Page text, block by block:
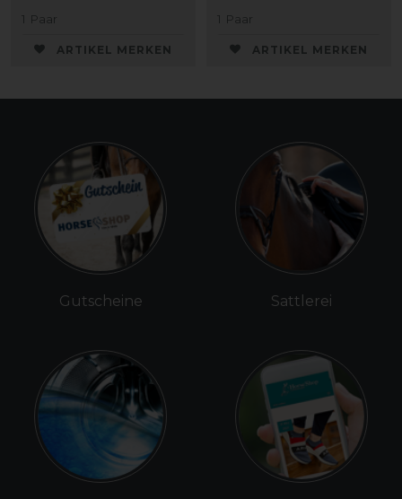
1 Paar
ARTIKEL MERKEN
1 Paar
ARTIKEL MERKEN
Gutscheine Sattlerei